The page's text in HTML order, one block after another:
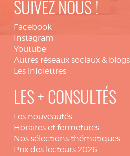
SUIVEZ NOUS !
Facebook
Instagram
Youtube
Autres réseaux sociaux & blogs
Les infolettres
LES + CONSULTÉS
Les nouveautés
Horaires et fermetures
Nos sélections thématiques
Prix des lecteurs 2026